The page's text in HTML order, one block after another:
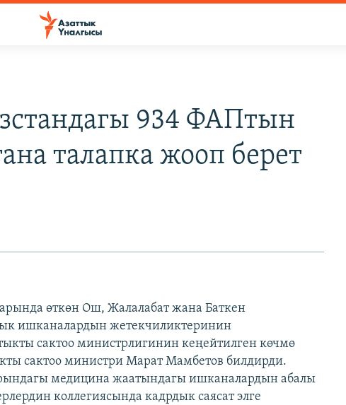
934 ФАПтын
талапка жооп берет
өткөн Ош, Жалалабат жана Баткен
ишканалардын жетекчиликтеринин
сактоо министрлигинин кеңейтилген көчмө
сактоо министри Марат Мамбетов билдирди.
медицина жаатындагы ишканалардын абалы
коллегиясында кадрдык саясат элге